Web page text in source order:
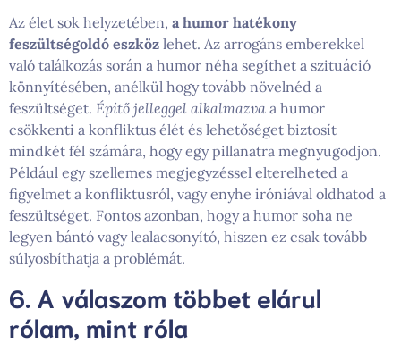
Az élet sok helyzetében, a humor hatékony
feszültségoldó eszköz lehet. Az arrogáns emberekkel
való találkozás során a humor néha segíthet a szituáció
könnyítésében, anélkül hogy tovább növelnéd a
feszültséget. Építő jelleggel alkalmazva a humor
csökkenti a konfliktus élét és lehetőséget biztosít
mindkét fél számára, hogy egy pillanatra megnyugodjon.
Például egy szellemes megjegyzéssel elterelheted a
figyelmet a konfliktusról, vagy enyhe iróniával oldhatod a
feszültséget. Fontos azonban, hogy a humor soha ne
legyen bántó vagy lealacsonyító, hiszen ez csak tovább
súlyosbíthatja a problémát.
6. A válaszom többet elárul
rólam, mint róla